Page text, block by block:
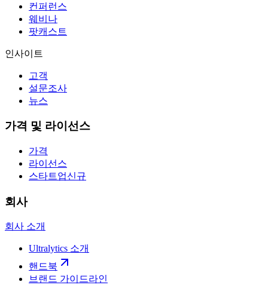
컨퍼런스
웨비나
팟캐스트
인사이트
고객
설문조사
뉴스
가격 및 라이선스
가격
라이선스
스타트업신규
회사
회사 소개
Ultralytics 소개
핸드북
브랜드 가이드라인